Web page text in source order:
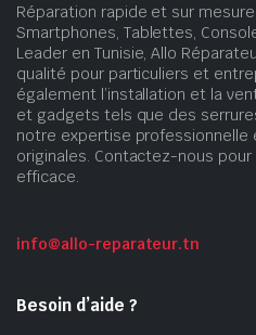
Réparation rapide et sur
Smartphones, Tablettes,
Leader en Tunisie, Allo
qualité pour particuliers et
également l’installation et la
et gadgets tels que des
notre expertise
originales. Contactez-nous
efficace.
info@allo-reparateur.tn
Besoin d’aide ?